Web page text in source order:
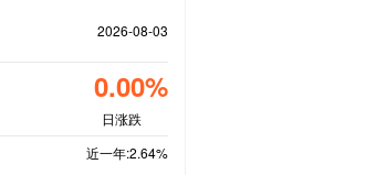
2026-08-03
0.00%
日涨跌
近一年:2.64%